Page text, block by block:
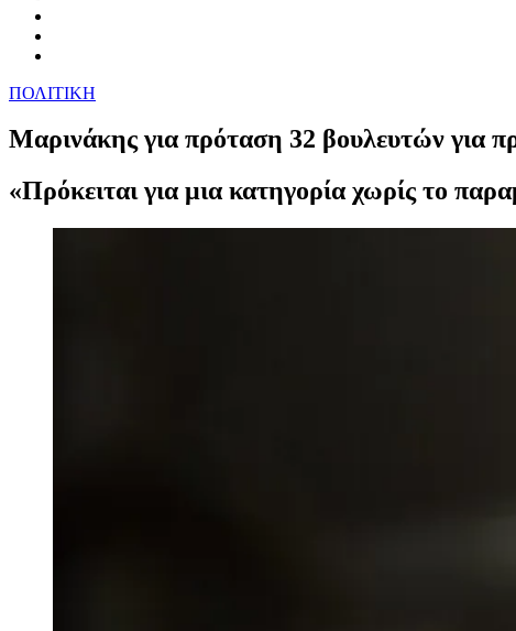
ΠΟΛΙΤΙΚΗ
Μαρινάκης για πρόταση 32 βουλευτών για
«Πρόκειται για μια κατηγορία χωρίς το